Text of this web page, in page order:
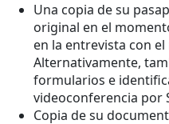
Una copia de su
original en el
en la entrevista con
Alternativamente,
formularios e
videoconferencia por
Copia de su